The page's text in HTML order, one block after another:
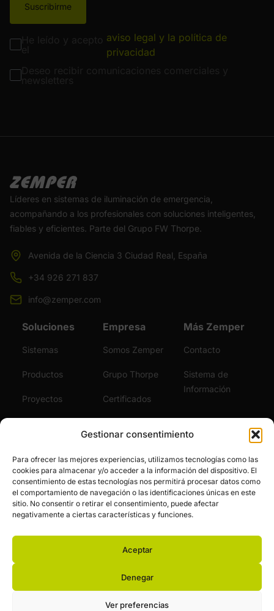
Gestionar consentimiento
Para ofrecer las mejores experiencias, utilizamos tecnologías como las
cookies para almacenar y/o acceder a la información del dispositivo. El
consentimiento de estas tecnologías nos permitirá procesar datos como
el comportamiento de navegación o las identificaciones únicas en este
sitio. No consentir o retirar el consentimiento, puede afectar
negativamente a ciertas características y funciones.
Aceptar
Denegar
Ver preferencias
Suscribirme
aviso legal y la política de
privacidad
Líderes en sistemas de iluminación de emergencia,
acompañando a los profesionales con soluciones inteligentes,
fiables y eficientes. Parte del Grupo FW Thorpe.
Avenida de la Ciencia 3 Ciudad Real, España
+34 926 271 837
info@zemper.com
Soluciones
Sistemas
Productos
Proyectos
Empresa
Somos Zemper
Grupo Thorpe
Certificados
Únete al Equipo
Más Zemper
Contacto
Sistema de
Información
© Zemper. Todos los derechos reservados.